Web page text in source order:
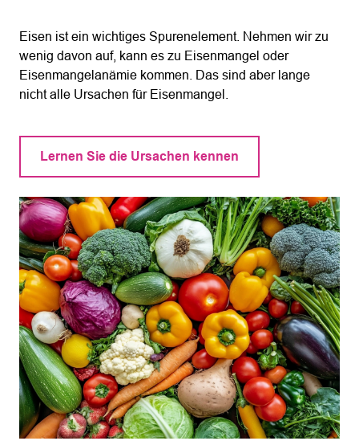
Eisen ist ein wichtiges Spurenelement. Nehmen wir zu
wenig davon auf, kann es zu Eisenmangel oder
Eisenmangelanämie kommen. Das sind aber lange
nicht alle Ursachen für Eisenmangel.
Lernen Sie die Ursachen kennen